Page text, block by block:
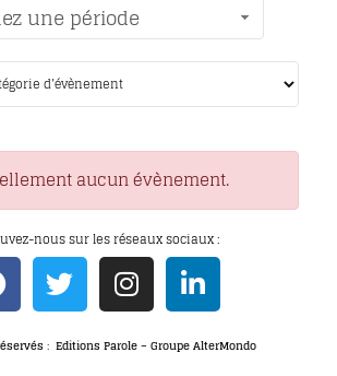
une période
aucun évènement.
nous sur les réseaux sociaux :
: Editions Parole – Groupe AlterMondo